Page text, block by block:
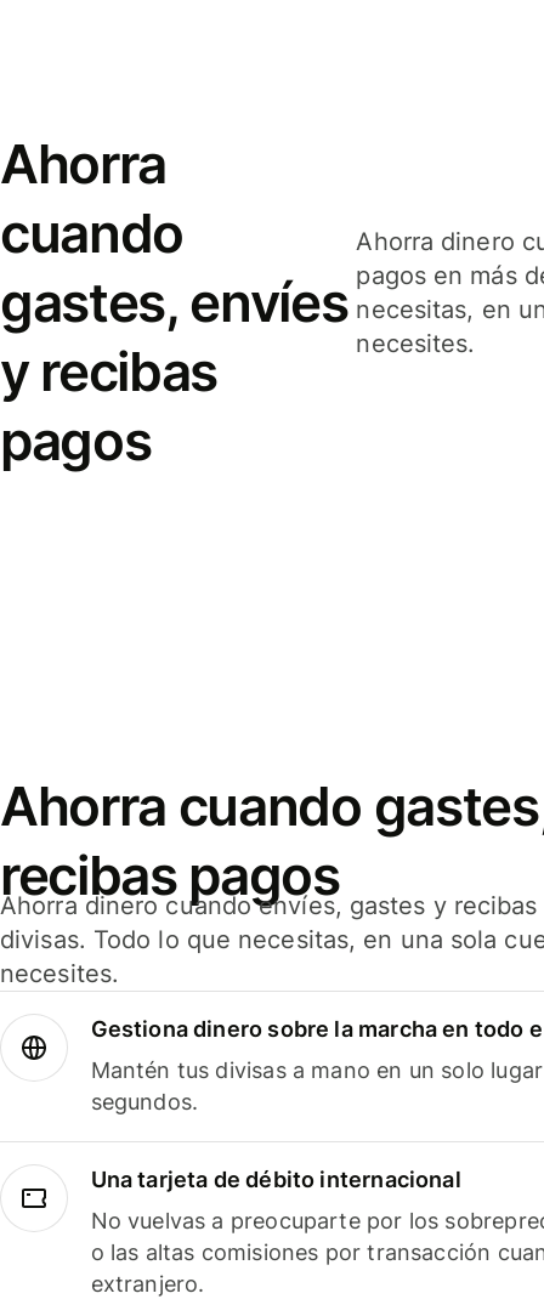
Ahorra
cuando
gastes, envíes
y recibas
pagos
Ahorra dinero
pagos en más
necesitas, en
necesites.
Ahorra cuando
recibas pagos
Ahorra dinero cuando envíes, gastes y
divisas. Todo lo que necesitas, en una sola
necesites.
Gestiona dinero sobre la marcha en todo
Mantén tus divisas a mano en un solo
segundos.
Una tarjeta de débito internacional
No vuelvas a preocuparte por los
o las altas comisiones por transacción
extranjero.